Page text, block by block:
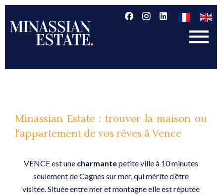
Minassian Estate : trouver la maison ou
l'appartement de vos rêves à Vence
VENCE est une charmantepetite ville à 10 minutes
seulement de Cagnes sur mer, qui mérite d’être
visitée. Située entre mer et montagne elle est réputée